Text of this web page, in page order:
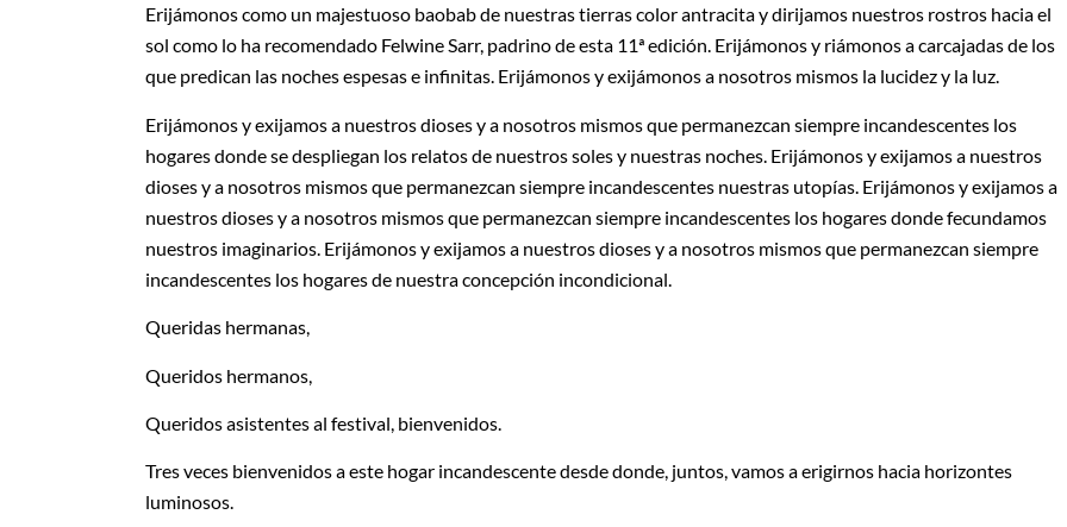
Erijámonos como un majestuoso baobab de nuestras tierras color antracita y dirijamos nuestros rostros hacia el
sol como lo ha recomendado Felwine Sarr, padrino de esta 11ª edición. Erijámonos y riámonos a carcajadas de los
que predican las noches espesas e infinitas. Erijámonos y exijámonos a nosotros mismos la lucidez y la luz.
Erijámonos y exijamos a nuestros dioses y a nosotros mismos que permanezcan siempre incandescentes los
hogares donde se despliegan los relatos de nuestros soles y nuestras noches. Erijámonos y exijamos a nuestros
dioses y a nosotros mismos que permanezcan siempre incandescentes nuestras utopías. Erijámonos y exijamos a
nuestros dioses y a nosotros mismos que permanezcan siempre incandescentes los hogares donde fecundamos
nuestros imaginarios. Erijámonos y exijamos a nuestros dioses y a nosotros mismos que permanezcan siempre
incandescentes los hogares de nuestra concepción incondicional.
Queridas hermanas,
Queridos hermanos,
Queridos asistentes al festival, bienvenidos.
Tres veces bienvenidos a este hogar incandescente desde donde, juntos, vamos a erigirnos hacia horizontes
luminosos.